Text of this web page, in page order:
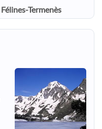
Félines-Termenès